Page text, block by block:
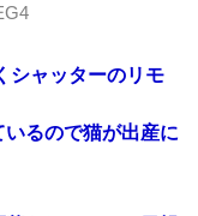
シャッターのリモ
るので猫が出産に